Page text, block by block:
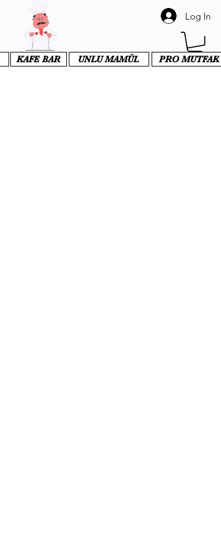
Log In
KAFE BAR UNLU MAMÜL PRO MUTFAK